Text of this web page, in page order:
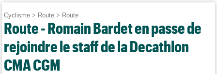
Cyclisme > Route > Route
Route - Romain Bardet en passe de
rejoindre le staff de la Decathlon
CMA CGM